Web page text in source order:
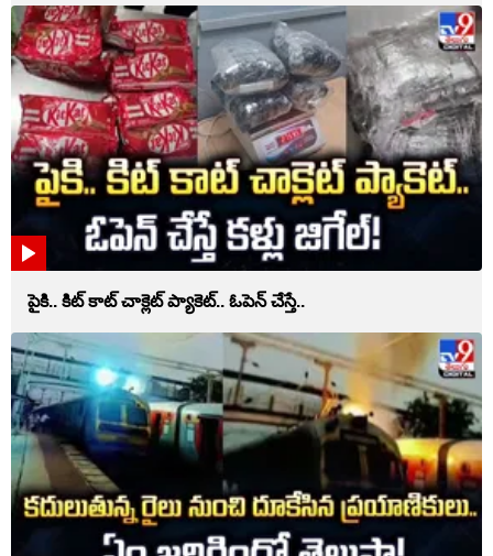
పైకి.. కిట్‌ కాట్‌ చాక్లెట్ ప్యాకెట్‌.. ఓపెన్‌ చేస్తే..